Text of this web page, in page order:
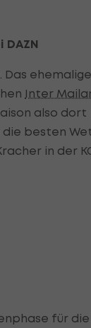
DAZN
Das ehemalige
Inter
also dort
die besten
in der
für die